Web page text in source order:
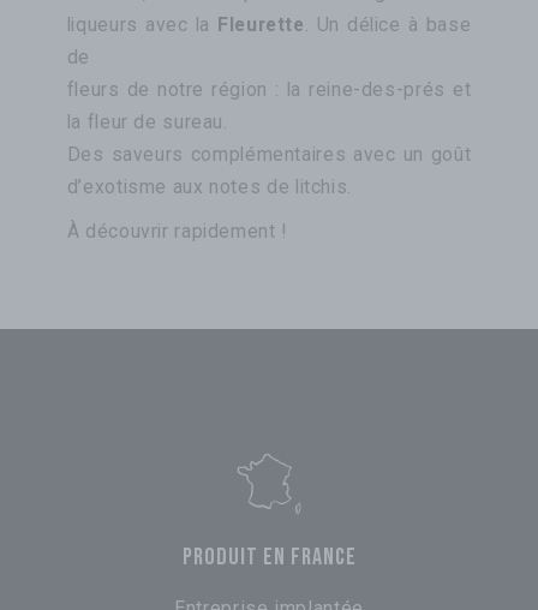
liqueurs avec la Fleurette . Un délice à base
de
fleurs de notre région : la reine-des-prés et
la fleur de sureau.
Des saveurs complémentaires avec un goût
d’exotisme aux notes de litchis.
À découvrir rapidement !
PRODUIT EN FRANCE